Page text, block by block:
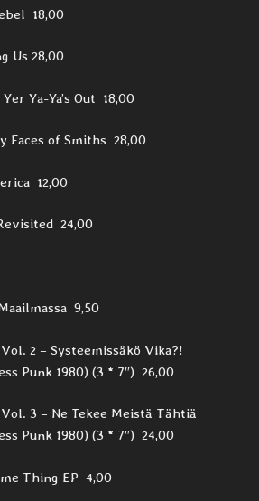
18,00
Us 28,00
Ya-Ya’s Out 18,00
Faces of Smiths 28,00
12,00
24,00
9,50
2 – Systeemissäkö Vika?!
Punk 1980) (3 * 7″) 26,00
3 – Ne Tekee Meistä Tähtiä
Punk 1980) (3 * 7″) 24,00
Thing EP 4,00